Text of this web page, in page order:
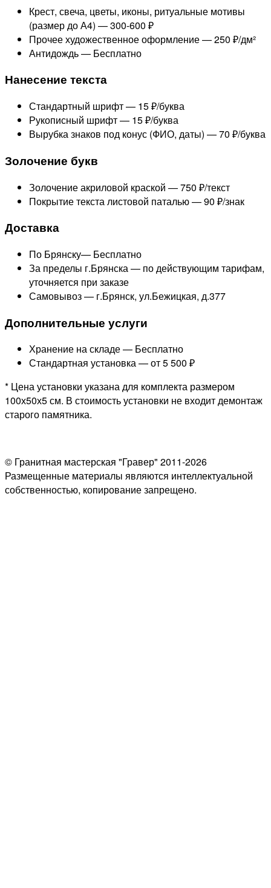
Крест, свеча, цветы, иконы, ритуальные мотивы
(размер до А4) —300-600 ₽
Прочее художественное оформление —250 ₽/дм²
Антидождь — Бесплатно
Нанесение текста
Стандартный шрифт — 15 ₽/буква
Рукописный шрифт — 15 ₽/буква
Вырубка знаков под конус (ФИО, даты) —70 ₽/буква
Золочение букв
Золочение акриловой краской —750 ₽/текст
Покрытие текста листовой паталью —90 ₽/знак
Доставка
По Брянску— Бесплатно
За пределы г.Брянска — по действующим тарифам,
уточняется при заказе
Самовывоз — г.Брянск, ул.Бежицкая, д.377
Дополнительные услуги
Хранение на складе — Бесплатно
Стандартная установка —от 5 500 ₽
* Цена установки указана для комплекта размером
100х50х5 см. В стоимость установки не входит демонтаж
старого памятника.
© Гранитная мастерская "Гравер" 2011-2026
Размещенные материалы являются интеллектуальной
собственностью, копирование запрещено.